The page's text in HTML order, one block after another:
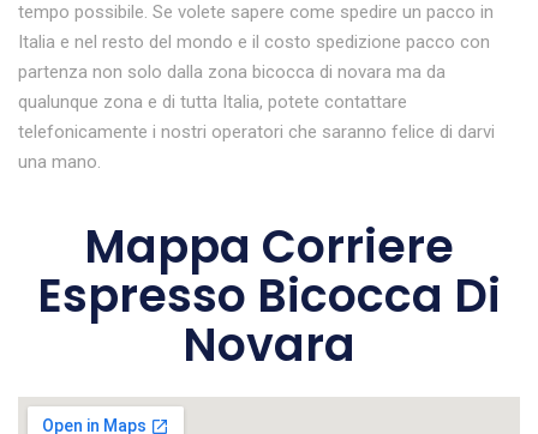
tempo possibile. Se volete sapere come spedire un pacco in
Italia e nel resto del mondo e il costo spedizione pacco con
partenza non solo dalla zona bicocca di novara ma da
qualunque zona e di tutta Italia, potete contattare
telefonicamente i nostri operatori che saranno felice di darvi
una mano.
Mappa Corriere
Espresso Bicocca Di
Novara